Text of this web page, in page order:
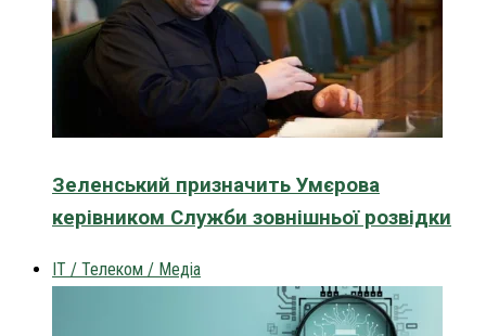
Зеленський призначить Умєрова
керівником Служби зовнішньої розвідки
IT / Телеком / Медіа